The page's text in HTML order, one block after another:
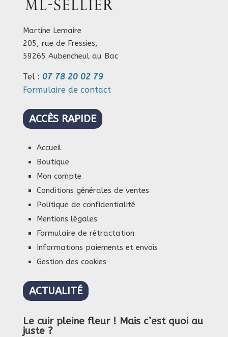
Martine Lemaire
205, rue de Fressies,
59265 Aubencheul au Bac
Tel : 07 78 20 02 79
Formulaire de contact
ACCÈS RAPIDE
Accueil
Boutique
Mon compte
Conditions générales de ventes
Politique de confidentialité
Mentions légales
Formulaire de rétractation
Informations paiements et envois
Gestion des cookies
ACTUALITÉ
Le cuir pleine fleur ! Mais c’est quoi au
juste ?